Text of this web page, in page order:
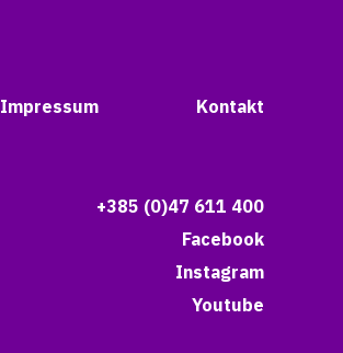
Impressum Kontakt
+385 (0)47 611 400
Facebook
Instagram
Youtube